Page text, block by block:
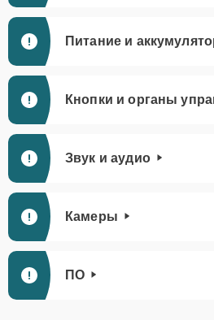
Питание и
Кнопки и органы
Звук и аудио
Камеры
ПО